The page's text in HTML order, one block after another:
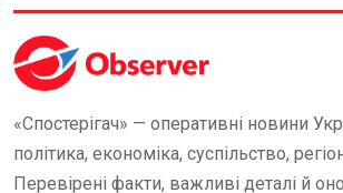
«Спостерігач» — оперативні новини
політика, економіка, суспільство,
Перевірені факти, важливі деталі й